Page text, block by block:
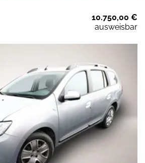
10.750,00 €
ausweisbar